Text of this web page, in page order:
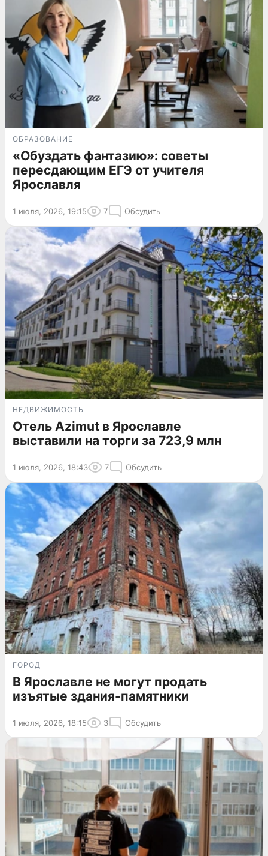
ОБРАЗОВАНИЕ
«Обуздать фантазию»: советы
пересдающим ЕГЭ от учителя
Ярославля
1 июля, 2026, 19:15 7 Обсудить
НЕДВИЖИМОСТЬ
Отель Azimut в Ярославле
выставили на торги за 723,9 млн
1 июля, 2026, 18:43 7 Обсудить
ГОРОД
В Ярославле не могут продать
изъятые здания-памятники
1 июля, 2026, 18:15 3 Обсудить